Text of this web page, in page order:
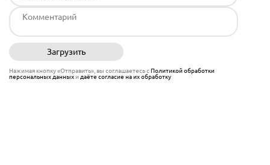
Загрузить
Нажимая кнопку «Отправить», вы соглашаетесь сПолитикой обработки
персональных данныхи даёте согласие на их обработку